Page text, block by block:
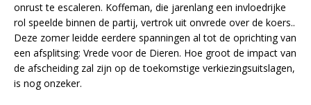
onrust te escaleren. Koffeman, die jarenlang een invloedrijke
rol speelde binnen de partij, vertrok uit onvrede over de koers..
Deze zomer leidde eerdere spanningen al tot de oprichting van
een afsplitsing: Vrede voor de Dieren. Hoe groot de impact van
de afscheiding zal zijn op de toekomstige verkiezingsuitslagen,
is nog onzeker.